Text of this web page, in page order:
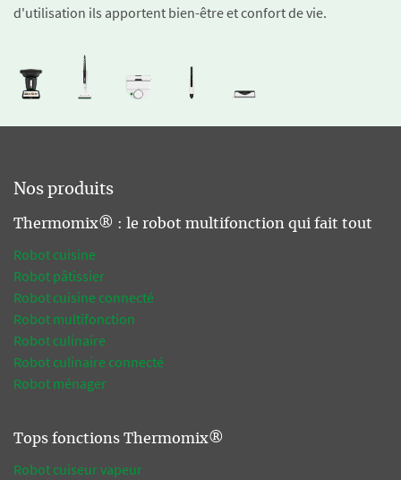
d'utilisation ils apportent bien-être et confort de vie.
Nos produits
Thermomix® : le robot multifonction qui fait tout
Robot cuisine
Robot pâtissier
Robot cuisine connecté
Robot multifonction
Robot culinaire
Robot culinaire connecté
Robot ménager
Tops fonctions Thermomix®
Robot cuiseur vapeur